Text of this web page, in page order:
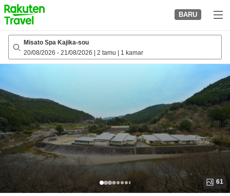
to
top
page
BARU
Misato Spa Kajika-sou
20/08/2026 - 21/08/2026 2 tamu 1 kamar
61